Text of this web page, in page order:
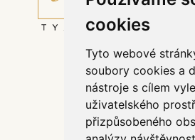
cookies
Tyto webové
soubory cookies a
nástroje s cílem
uživatelského
přizpůsobeného
Půjčovní řád svatebního
Affiliate
Odstoupit od
Všeobecné obchodní
Zpracování dat